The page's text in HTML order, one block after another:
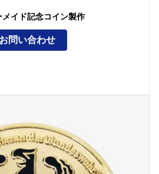
メイド記念コイン製作
お問い合わせ